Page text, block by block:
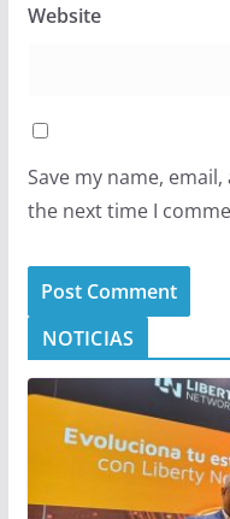
Website
Save my name,
the next time I
NOTICIAS